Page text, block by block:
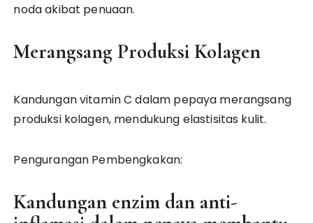
noda akibat penuaan.
Merangsang Produksi Kolagen
Kandungan vitamin C dalam pepaya merangsang
produksi kolagen, mendukung elastisitas kulit.
Pengurangan Pembengkakan:
Kandungan enzim dan anti-